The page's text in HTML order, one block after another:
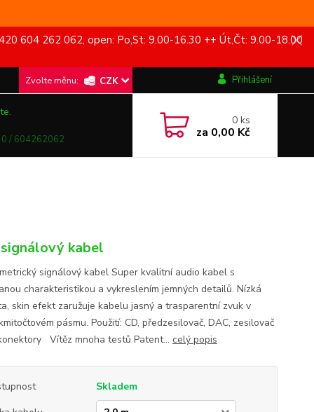
604 262 062, open: Po,St: 9.00-16.30 ++ Út,Čt: 9.00-18.00
CZK Přihlášení
/ 604262062
0ks
za 0,00 Kč
kabel
signálový kabel Super kvalitní audio kabel s
charakteristikou a vykreslením jemných detailů. Nízká
skin efekt zaružuje kabelu jasný a trasparentní zvuk v
pásmu. Použití: CD, předzesilovač, DAC, zesilovač
Vítěz mnoha testů Patent... celý popis
Skladem